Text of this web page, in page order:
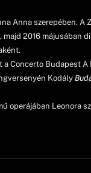
Anna szerepében. A
majd 2016 májusában
a Concerto Budapest
Kodály
operájában Leonora